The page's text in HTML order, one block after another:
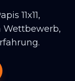
11x11,
Wettbewerb,